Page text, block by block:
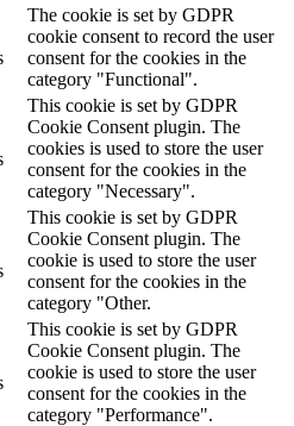
The cookie is set by GDPR
cookie consent to record the user
consent for the cookies in the
category "Functional".
This cookie is set by GDPR
Cookie Consent plugin. The
cookies is used to store the user
consent for the cookies in the
category "Necessary".
This cookie is set by GDPR
Cookie Consent plugin. The
cookie is used to store the user
consent for the cookies in the
category "Other.
This cookie is set by GDPR
Cookie Consent plugin. The
cookie is used to store the user
consent for the cookies in the
category "Performance".